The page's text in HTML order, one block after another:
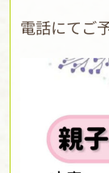
電話にてご